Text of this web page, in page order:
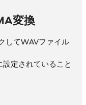
変換
してWAVファイル
定されていること